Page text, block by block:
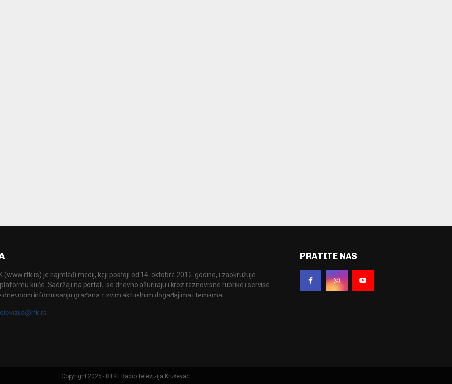
(www.rtk.rs) je najmlađi medij, koji postoji od 14. oktobra 2012. godine, i zaokružuje
kuće. Sadržaji na portalu se dnevno ažuriraju i kroz raznovrsne rubrike i servise
dnevnom informisanju građana o svim aktuelnim događajima i temama.
PRATITE NAS
Copyright 2025 - RTK | Radio Televizija Kruševac